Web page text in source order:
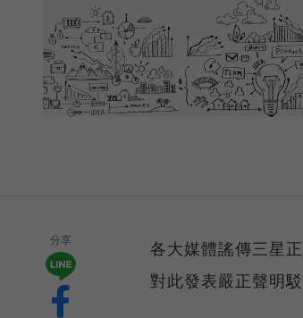
分享
各大媒體謠傳三星
對此發表嚴正聲明